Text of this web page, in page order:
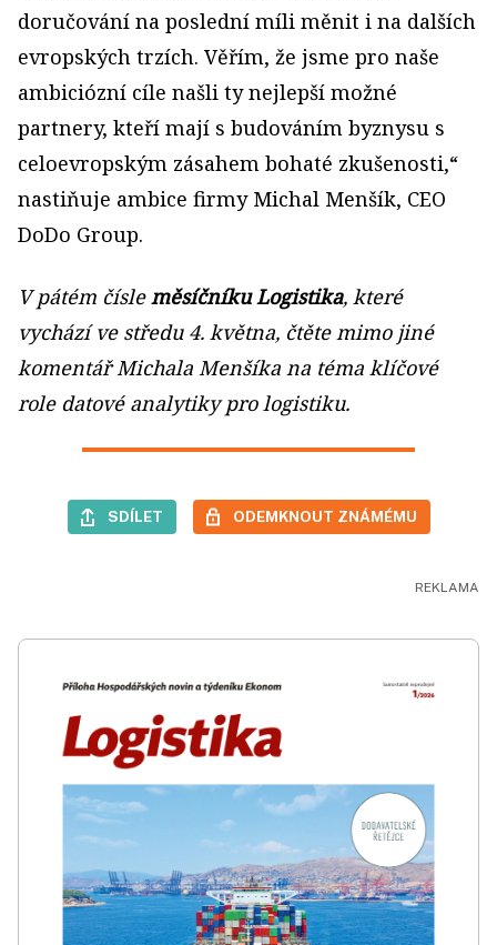
doručování na poslední míli měnit i na dalších
evropských trzích. Věřím, že jsme pro naše
ambiciózní cíle našli ty nejlepší možné
partnery, kteří mají s budováním byznysu s
celoevropským zásahem bohaté zkušenosti,“
nastiňuje ambice firmy Michal Menšík, CEO
DoDo Group.
V pátém čísleměsíčníku Logistika, které
vychází ve středu 4. května, čtěte mimo jiné
komentář Michala Menšíka na téma klíčové
role datové analytiky pro logistiku.
SDÍLET ODEMKNOUT ZNÁMÉMU